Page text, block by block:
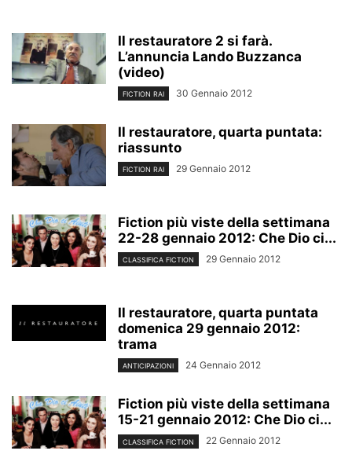
Il restauratore 2 si farà.
L’annuncia Lando Buzzanca
(video)
FICTION RAI 30 Gennaio 2012
Il restauratore, quarta puntata:
riassunto
FICTION RAI 29 Gennaio 2012
Fiction più viste della settimana
22-28 gennaio 2012: Che Dio ci...
CLASSIFICA FICTION 29 Gennaio 2012
Il restauratore, quarta puntata
domenica 29 gennaio 2012:
trama
ANTICIPAZIONI 24 Gennaio 2012
Fiction più viste della settimana
15-21 gennaio 2012: Che Dio ci...
CLASSIFICA FICTION 22 Gennaio 2012